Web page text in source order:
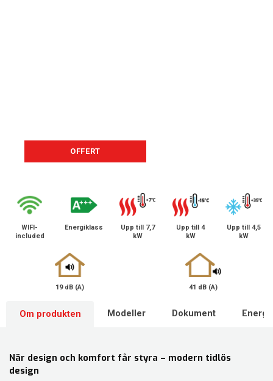
OFFERT
WIFI-
included
Energiklass
Upp till 7,7
kW
Upp till 4
kW
Upp till 4,5
kW
19 dB (A) 41 dB (A)
Om produkten Modeller Dokument
När design och komfort får styra – modern tidlös
design